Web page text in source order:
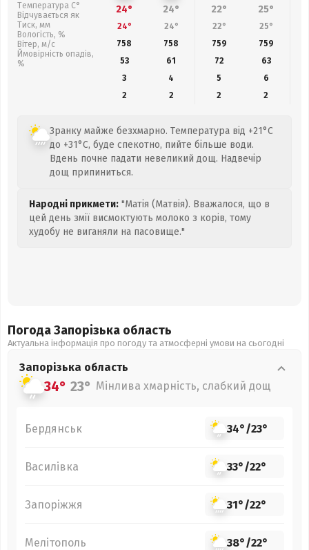
Температура С°
Відчувається як
Тиск, мм
Вологість, %
Вітер, м/с
Ймовірність опадів,
%
24° 24° 22° 25°
24° 24° 22° 25°
758
758 759 759
53
61 72 63
3
4 5
6
2
2 2 2
Зранку майже безхмарно. Температура від +21°C
до +31°C, буде спекотно, пийте більше води.
Вдень почне падати невеликий дощ. Надвечір
дощ припиниться.
Народні прикмети: "Матія (Матвія). Вважалося, що в
цей день змії висмоктують молоко з корів, тому
худобу не виганяли на пасовище."
Погода Запорізька область
Актуальна інформація про погоду та атмосферні умови на сьогодні
Запорізька область
34° 23° Мінлива хмарність, слабкий дощ
Бердянськ 34°/23°
Василівка 33°/22°
Запоріжжя 31°/22°
Мелітополь 38°/22°